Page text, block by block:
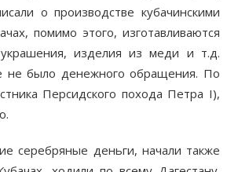
о производстве кубачинскими
помимо этого, изготавливаются
изделия из меди и т.д.
не было денежного обращения. По
Персидского похода Петра I),
серебряные деньги, начали также